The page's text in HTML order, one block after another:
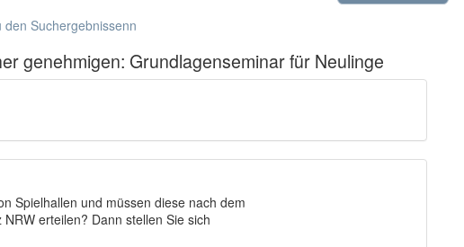
den Suchergebnissenn
genehmigen: Grundlagenseminar für Neulinge
Spielhallen und müssen diese nach dem
erteilen? Dann stellen Sie sich